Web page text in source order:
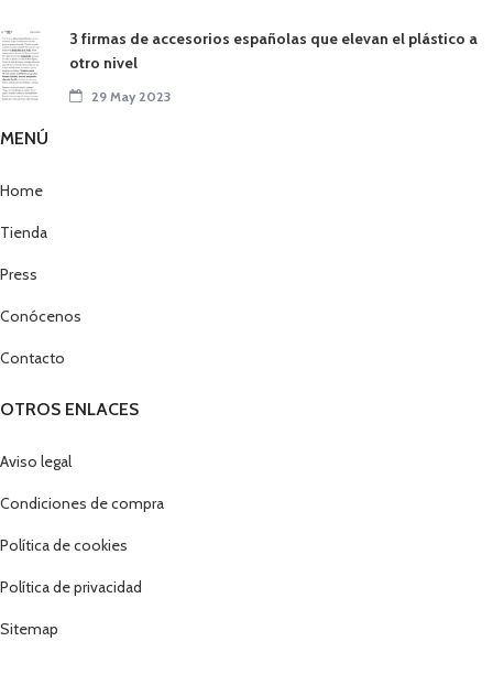
3 firmas de accesorios españolas que elevan el plástico a
otro nivel
29 May 2023
MENÚ
Home
Tienda
Press
Conócenos
Contacto
OTROS ENLACES
Aviso legal
Condiciones de compra
Política de cookies
Política de privacidad
Sitemap